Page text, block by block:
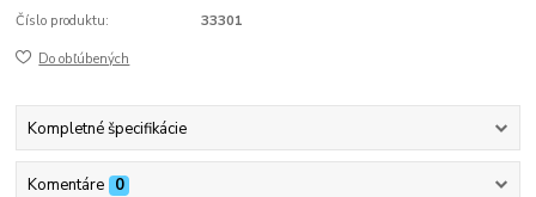
Číslo produktu: 33301
Do obľúbených
Kompletné špecifikácie
Komentáre 0